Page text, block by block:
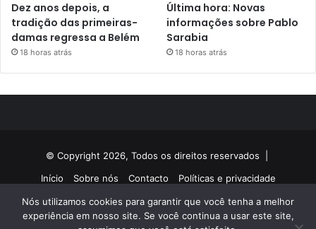
Dez anos depois, a
tradição das primeiras-
damas regressa a Belém
18 horas atrás
Última hora: Novas
informações sobre Pablo
Sarabia
18 horas atrás
© Copyright 2026, Todos os direitos reservados |
Início
Sobre nós Contacto Políticas e privacidade
Facebook
TwitterYouTubeInstagram
Nós utilizamos cookies para garantir que você tenha a melhor
experiência em nosso site. Se você continua a usar este site,